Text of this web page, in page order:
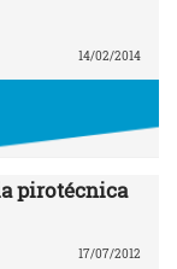
14/02/2014
pirotécnica
17/07/2012